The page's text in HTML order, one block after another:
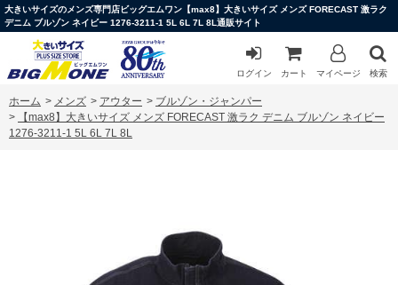
大きいサイズのメンズ専門店ビッグエムワン【max8】大きいサイズ メンズ FORECAST 激ラク
デニム ブルゾン ネイビー 1276-3211-1 5L 6L 7L 8L通販サイト
ログイン カート マイページ 検索
ホーム > メンズ > アウター > ブルゾン・ジャンパー
>
【max8】大きいサイズ メンズ FORECAST 激ラク デニム ブルゾン ネイビー
1276-3211-1 5L 6L 7L 8L